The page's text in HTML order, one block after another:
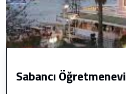
Sabancı Öğretmenevi